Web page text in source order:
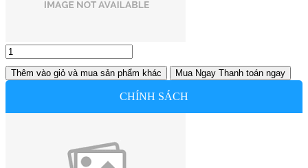
Thêm vào giỏ và mua sản phẩm khác Mua Ngay Thanh toán ngay
CHÍNH SÁCH